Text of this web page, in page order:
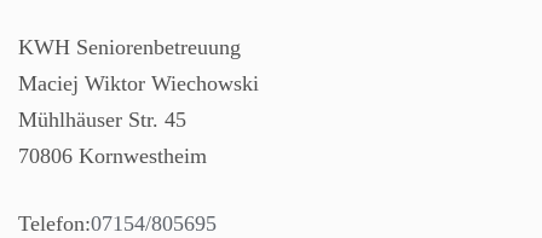
KWH Seniorenbetreuung
Maciej Wiktor Wiechowski
Mühlhäuser Str. 45
70806 Kornwestheim
Telefon:07154/805695